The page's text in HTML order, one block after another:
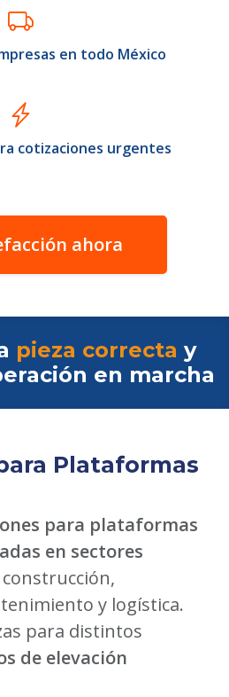
en todo México
cotizaciones urgentes
ahora
pieza correcta y
en marcha
Plataformas
para plataformas
en sectores
y logística.
para distintos
de elevación